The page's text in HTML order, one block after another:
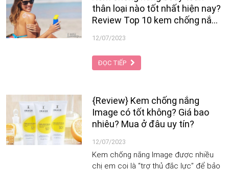
thân loại nào tốt nhất hiện nay?
Review Top 10 kem chống nắng
12/07/2023
ĐỌC TIẾP
{Review} Kem chống nắng
Image có tốt không? Giá bao
nhiêu? Mua ở đâu uy tín?
12/07/2023
Kem chống nắng Image được nhiều
chị em coi là “trợ thủ đắc lực” để bảo